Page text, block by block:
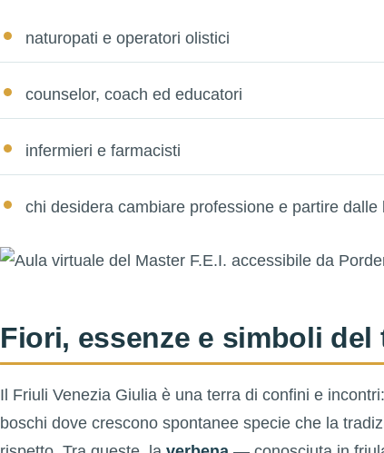
naturopati e operatori olistici
counselor, coach ed educatori
infermieri e farmacisti
chi desidera cambiare professione e partire dalle
Fiori, essenze e simboli
Il Friuli Venezia Giulia è una terra di confini e
boschi dove crescono spontanee specie che la